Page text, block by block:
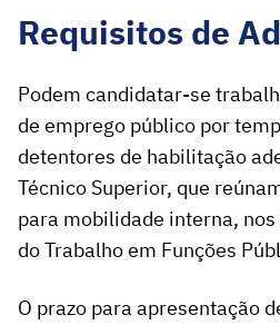
Requisitos de
Podem candidatar-se
de emprego público por
detentores de habilitação
Técnico Superior, que
para mobilidade interna,
do Trabalho em Funções
O prazo para apresentação